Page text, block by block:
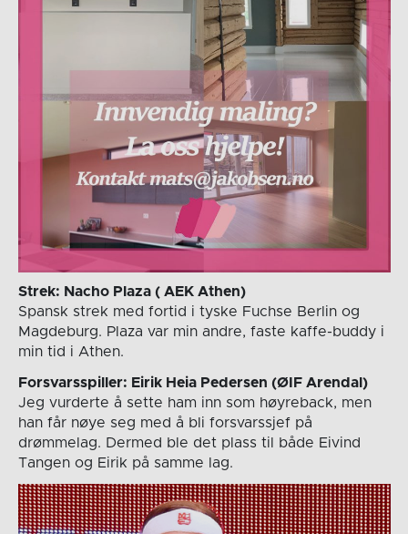
Strek: Nacho Plaza ( AEK Athen)
Spansk strek med fortid i tyske Fuchse Berlin og
Magdeburg. Plaza var min andre, faste kaffe-buddy i
min tid i Athen.
Forsvarsspiller: Eirik Heia Pedersen (ØIF Arendal)
Jeg vurderte å sette ham inn som høyreback, men
han får nøye seg med å bli forsvarssjef på
drømmelag. Dermed ble det plass til både Eivind
Tangen og Eirik på samme lag.